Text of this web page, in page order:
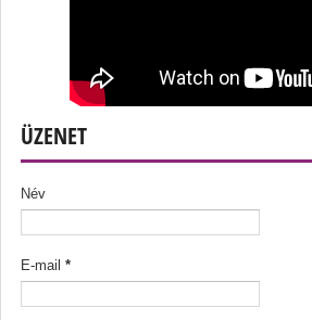
ÜZENET
Név
E-mail *